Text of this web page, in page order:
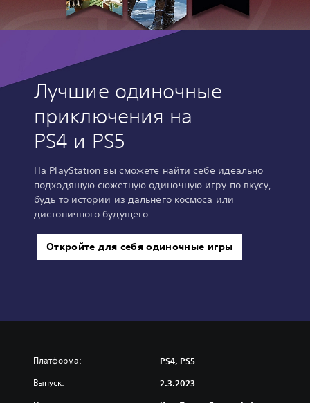
Лучшие одиночные
приключения на
PS4 и PS5
На PlayStation вы сможете найти себе идеально
подходящую сюжетную одиночную игру по вкусу,
будь то истории из дальнего космоса или
дистопичного будущего.
Откройте для себя одиночные игры
Платформа: PS4, PS5
Выпуск: 2.3.2023